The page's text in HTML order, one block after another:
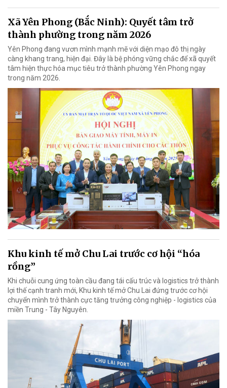
Xã Yên Phong (Bắc Ninh): Quyết tâm trở
thành phường trong năm 2026
Yên Phong đang vươn mình mạnh mẽ với diện mạo đô thị ngày
càng khang trang, hiện đại. Đây là bệ phóng vững chắc để xã quyết
tâm hiện thực hóa mục tiêu trở thành phường Yên Phong ngay
trong năm 2026.
Khu kinh tế mở Chu Lai trước cơ hội “hóa
rồng”
Khi chuỗi cung ứng toàn cầu đang tái cấu trúc và logistics trở thành
lợi thế cạnh tranh mới, Khu kinh tế mở Chu Lai đứng trước cơ hội
chuyển mình trở thành cực tăng trưởng công nghiệp - logistics của
miền Trung - Tây Nguyên.